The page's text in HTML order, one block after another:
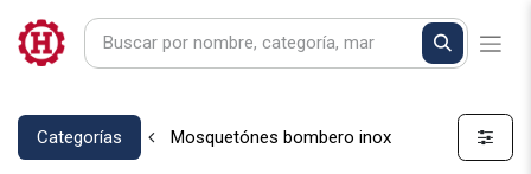
Categorías Mosquetónes bombero inox